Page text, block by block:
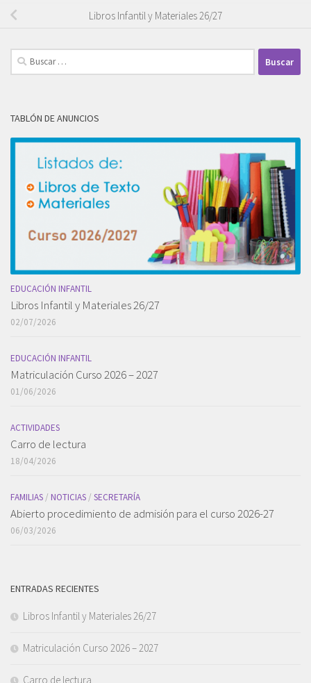
Libros Infantil y Materiales 26/27
Buscar:
TABLÓN DE ANUNCIOS
EDUCACIÓN INFANTIL
Libros Infantil y Materiales 26/27
02/07/2026
EDUCACIÓN INFANTIL
Matriculación Curso 2026 – 2027
01/06/2026
ACTIVIDADES
Carro de lectura
18/04/2026
FAMILIAS / NOTICIAS / SECRETARÍA
Abierto procedimiento de admisión para el curso 2026-27
06/03/2026
ENTRADAS RECIENTES
Libros Infantil y Materiales 26/27
Matriculación Curso 2026 – 2027
Carro de lectura